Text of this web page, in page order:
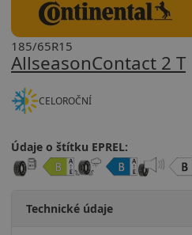
AllseasonContact 2 T
185/65R15
CELOROČNÍ
Údaje o štítku EPREL:
Technické údaje